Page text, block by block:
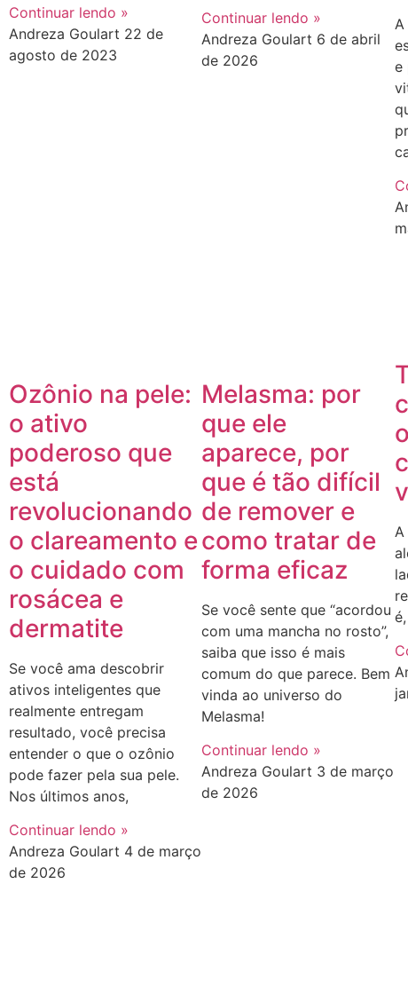
Continuar lendo »
Andreza Goulart 22 de
agosto de 2023
Continuar lendo »
Andreza Goulart 6 de abril
de 2026
e
Ozônio na pele:
o ativo
poderoso que
está
revolucionando
o clareamento e
o cuidado com
rosácea e
dermatite
Se você ama descobrir
ativos inteligentes que
realmente entregam
resultado, você precisa
entender o que o ozônio
pode fazer pela sua pele.
Nos últimos anos,
Continuar lendo »
Andreza Goulart 4 de março
de 2026
Melasma: por
que ele
aparece, por
que é tão difícil
de remover e
como tratar de
forma eficaz
Se você sente que “acordou
com uma mancha no rosto”,
saiba que isso é mais
comum do que parece. Bem
vinda ao universo do
Melasma!
Continuar lendo »
Andreza Goulart 3 de março
de 2026